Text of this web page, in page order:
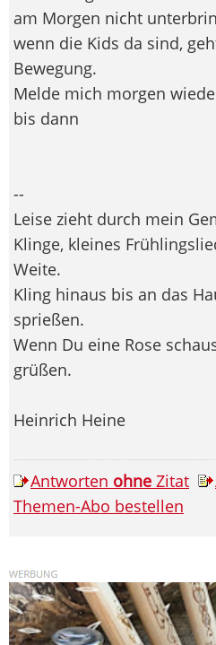
am Morgen nicht
wenn die Kids da sind,
Bewegung.
Melde mich morgen
bis dann
--
Leise zieht durch mein
Klinge, kleines
Weite.
Kling hinaus bis an das
sprießen.
Wenn Du eine Rose
grüßen.
Heinrich Heine
Antworten ohne Zitat
Themen-Abo bestellen